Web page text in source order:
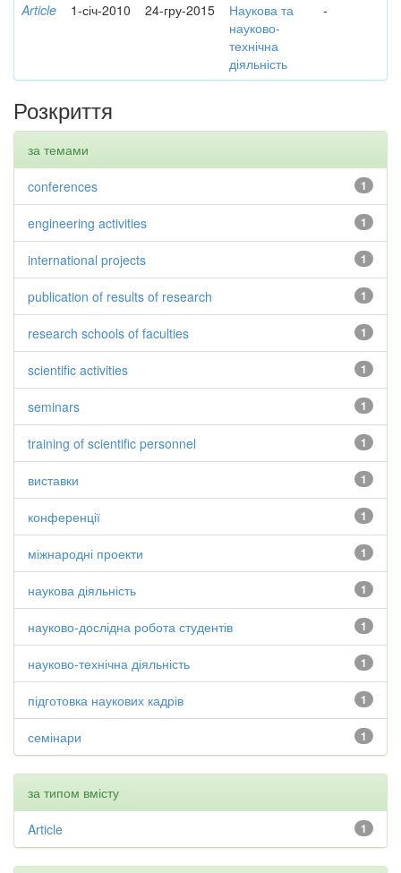
Article 1-січ-2010 24-гру-2015
Наукова та
науково-
технічна
діяльність
-
Розкриття
за темами
1
conferences
1
engineering activities
1
international projects
1
publication of results of research
1
research schools of faculties
1
scientific activities
1
seminars
1
training of scientific personnel
1
виставки
1
конференції
1
міжнародні проекти
1
наукова діяльність
1
науково-дослідна робота студентів
1
науково-технічна діяльність
1
підготовка наукових кадрів
1
семінари
за типом вмісту
1
Article